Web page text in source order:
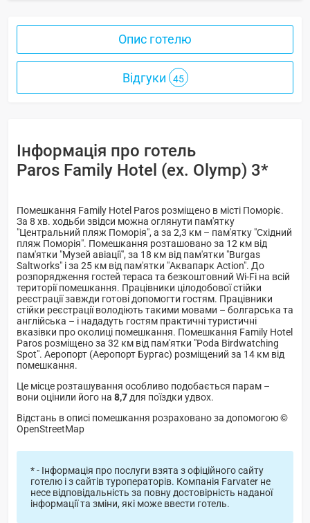
Опис готелю
Відгуки 45
Інформація про готель
Paros Family Hotel (ex. Olymp) 3*
Помешкання Family Hotel Paros розміщено в місті Поморіє.
За 8 хв. ходьби звідси можна оглянути пам'ятку
"Центральний пляж Поморія", а за 2,3 км – пам'ятку "Східний
пляж Поморія". Помешкання розташовано за 12 км від
пам'ятки "Музей авіації", за 18 км від пам'ятки "Burgas
Saltworks" і за 25 км від пам'ятки "Аквапарк Action". До
розпорядження гостей тераса та безкоштовний Wi-Fi на всій
території помешкання. Працівники цілодобової стійки
реєстрації завжди готові допомогти гостям. Працівники
стійки реєстрації володіють такими мовами – болгарська та
англійська – і нададуть гостям практичні туристичні
вказівки про околиці помешкання. Помешкання Family Hotel
Paros розміщено за 32 км від пам'ятки "Poda Birdwatching
Spot". Аеропорт (Аеропорт Бургас) розміщений за 14 км від
помешкання.
Це місце розташування особливо подобається парам –
вони оцінили його на 8,7 для поїздки удвох.
Відстань в описі помешкання розраховано за допомогою ©
OpenStreetMap
* - Інформація про послуги взята з офіційного сайту
готелю і з сайтів туроператорів. Компанія Farvater не
несе відповідальність за повну достовірність наданої
інформації та зміни, які може ввести готель.